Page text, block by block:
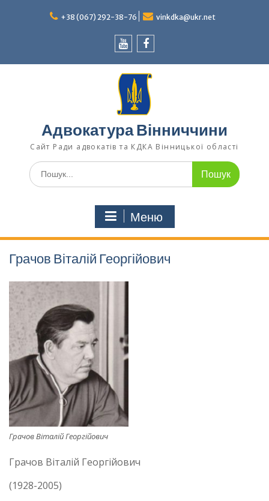
+38 (067) 292-38-76 vinkdka@ukr.net
Адвокатура Вінниччини
Сайт Ради адвокатів та КДКА Вінницької області
Шукати:
Меню
Грачов Віталій Георгійович
Грачов Віталій Георгійович
Грачов Віталій Георгійович
(1928-2005)